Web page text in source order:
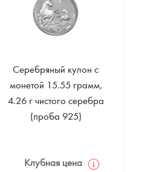
Серебряный кулон с
монетой 15.55 грамм,
4.26 г чистого серебра
(проба 925)
Клубная цена